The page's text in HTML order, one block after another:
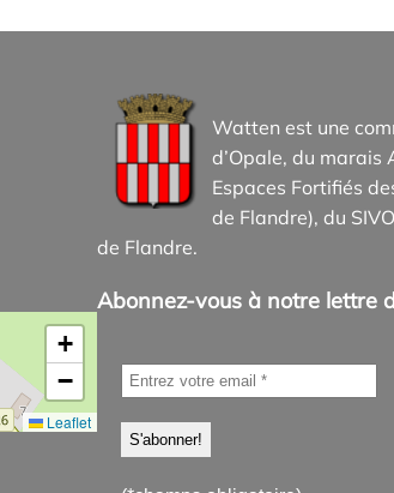
+
−
Leaflet
Watten est une
d’Opale, du marais
Espaces Fortifiés
de Flandre), du
de Flandre.
Abonnez-vous à notre lettre